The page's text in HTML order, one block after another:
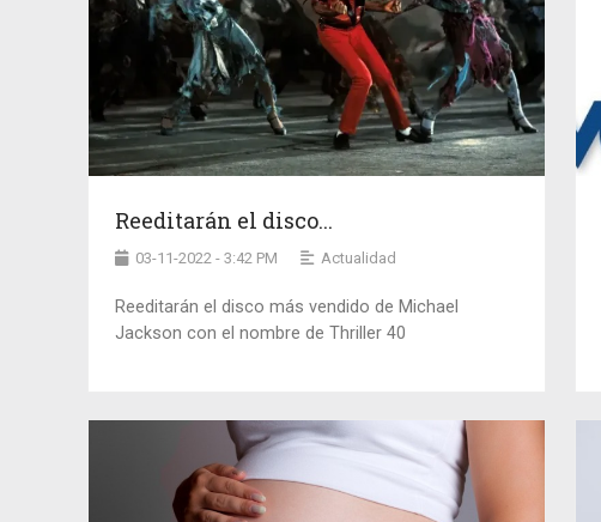
Reeditarán el disco...
03-11-2022 - 3:42 PM Actualidad
Reeditarán el disco más vendido de Michael
Jackson con el nombre de Thriller 40